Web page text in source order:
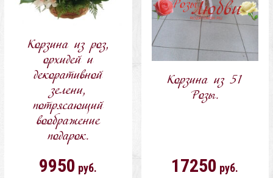
Корзина из роз,
орхидей и
декоративной
зелени,
потрясающий
воображение
подарок.
9950 руб.
Корзина из 51
Розы.
17250 руб.